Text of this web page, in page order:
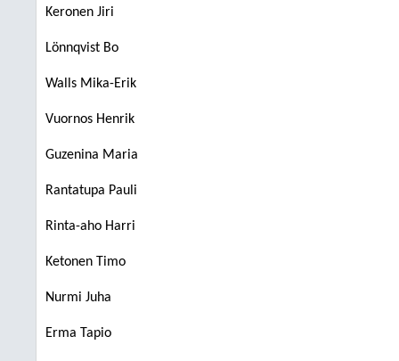
Keronen Jiri
Lönnqvist Bo
Walls Mika-Erik
Vuornos Henrik
Guzenina Maria
Rantatupa Pauli
Rinta-aho Harri
Ketonen Timo
Nurmi Juha
Erma Tapio